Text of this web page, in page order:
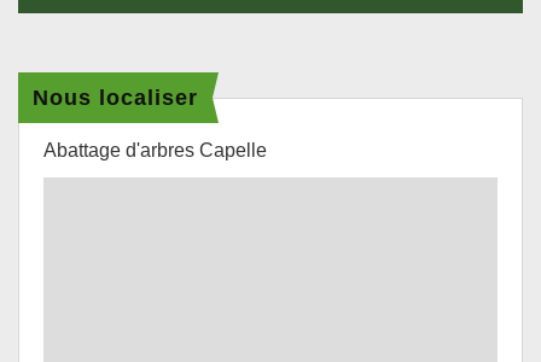
Nous localiser
Abattage d'arbres Capelle